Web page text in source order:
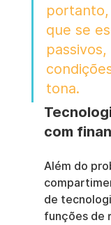
que se
tona.
com
Além do
de
funções de